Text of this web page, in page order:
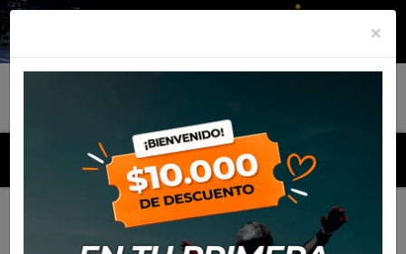
MENU
Productos Motos Yamaha YFZ-450R SE
×